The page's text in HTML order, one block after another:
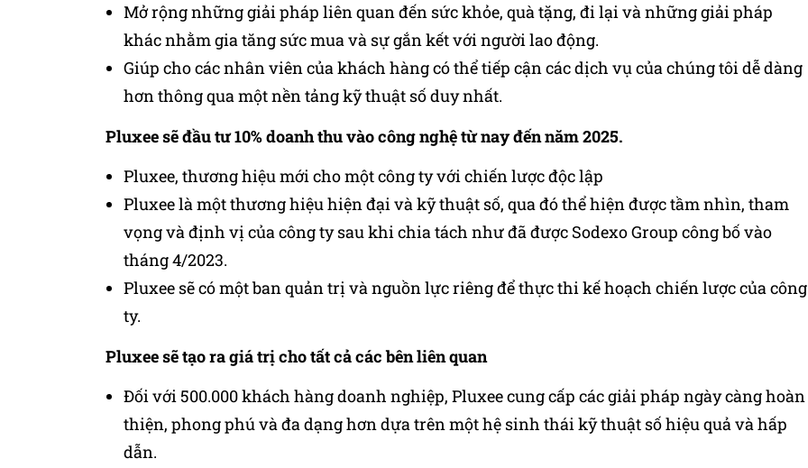
Mở rộng những giải pháp liên quan đến sức khỏe, quà tặng, đi lại và những giải pháp
khác nhằm gia tăng sức mua và sự gắn kết với người lao động.
Giúp cho các nhân viên của khách hàng có thể tiếp cận các dịch vụ của chúng tôi dễ dàng
hơn thông qua một nền tảng kỹ thuật số duy nhất.
Pluxee sẽ đầu tư 10% doanh thu vào công nghệ từ nay đến năm 2025.
Pluxee, thương hiệu mới cho một công ty với chiến lược độc lập
Pluxee là một thương hiệu hiện đại và kỹ thuật số, qua đó thể hiện được tầm nhìn, tham
vọng và định vị của công ty sau khi chia tách như đã được Sodexo Group công bố vào
tháng 4/2023.
Pluxee sẽ có một ban quản trị và nguồn lực riêng để thực thi kế hoạch chiến lược của công
ty.
Pluxee sẽ tạo ra giá trị cho tất cả các bên liên quan
Đối với 500.000 khách hàng doanh nghiệp, Pluxee cung cấp các giải pháp ngày càng hoàn
thiện, phong phú và đa dạng hơn dựa trên một hệ sinh thái kỹ thuật số hiệu quả và hấp
dẫn.